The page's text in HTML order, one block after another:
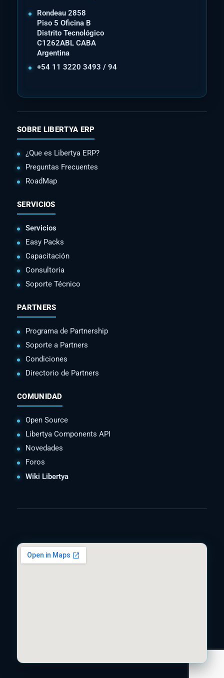
Rondeau 2858
Piso 5 Oficina B
Distrito Tecnológico
C1262ABL CABA
Argentina
+54 11 3220 3493 / 94
SOBRE LIBERTYA ERP
¿Que es Libertya ERP?
Preguntas Frecuentes
RoadMap
SERVICIOS
Servicios
Easy Packs
Capacitación
Consultoria
Soporte Técnico
PARTNERS
Programa de Partnership
Soporte a Partners
Condiciones
Directorio de Partners
COMUNIDAD
Open Source
Libertya Components API
Novedades
Foros
Wiki Libertya